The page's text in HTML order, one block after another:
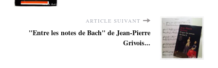
ARTICLE SUIVANT
"Entre les notes de Bach" de Jean-Pierre
Grivois...